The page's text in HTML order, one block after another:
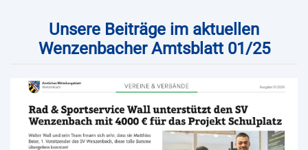
Unsere Beiträge im aktuellen
Wenzenbacher Amtsblatt 01/25